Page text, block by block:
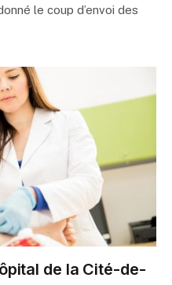
le coup d’envoi des
de la Cité-de-